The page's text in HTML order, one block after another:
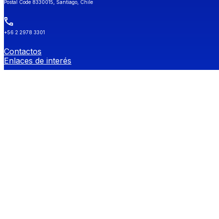
Postal Code 8330015, Santiago, Chile
+56 2 2978 3301
Contactos
Enlaces de interés